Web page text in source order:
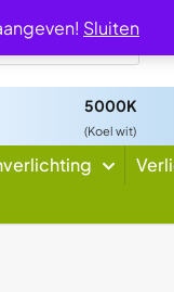
5000K
(Koel wit)
Sluiten